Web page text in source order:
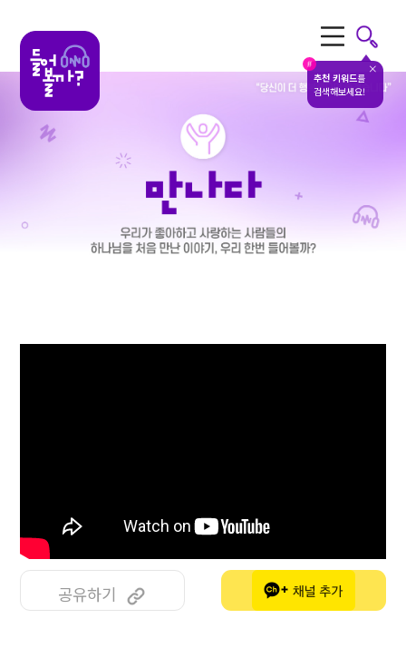
#
추천 키워드를
검색해보세요!
공유하기